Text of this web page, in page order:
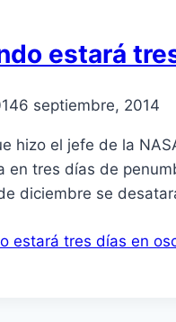
estará
6 septiembre, 2014
hizo el jefe de la
en tres días de
diciembre se
estará tres días en